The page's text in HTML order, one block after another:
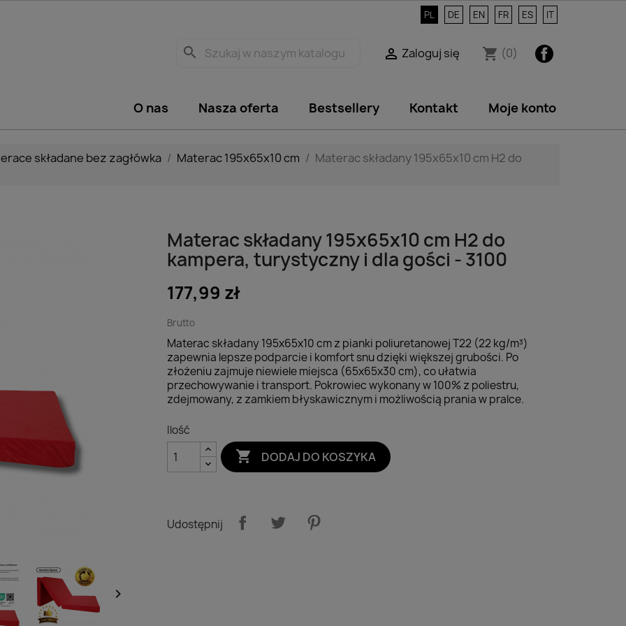
PL DE EN FR ES IT
Facebook
shopping_cart (0)
 Zaloguj się
search
O nas Nasza oferta Bestsellery Kontakt Moje konto
składane bez zagłówka Materac 195x65x10 cm Materac składany 195x65x10 cm H2 do

Materac składany 195x65x10 cm H2 do
kampera, turystyczny i dla gości - 3100
177,99 zł
Brutto
Materac składany 195x65x10 cm z pianki poliuretanowej T22 (22 kg/m³)
zapewnia lepsze podparcie i komfort snu dzięki większej grubości. Po
złożeniu zajmuje niewiele miejsca (65x65x30 cm), co ułatwia
przechowywanie i transport. Pokrowiec wykonany w 100% z poliestru,
zdejmowany, z zamkiem błyskawicznym i możliwością prania w pralce.
Ilość
 DODAJ DO KOSZYKA
Udostępnij